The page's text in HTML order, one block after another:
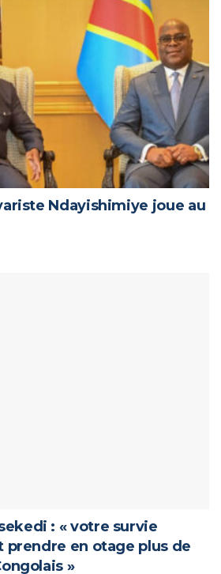
Ndayishimiye joue au
: « votre survie
prendre en otage plus de
»